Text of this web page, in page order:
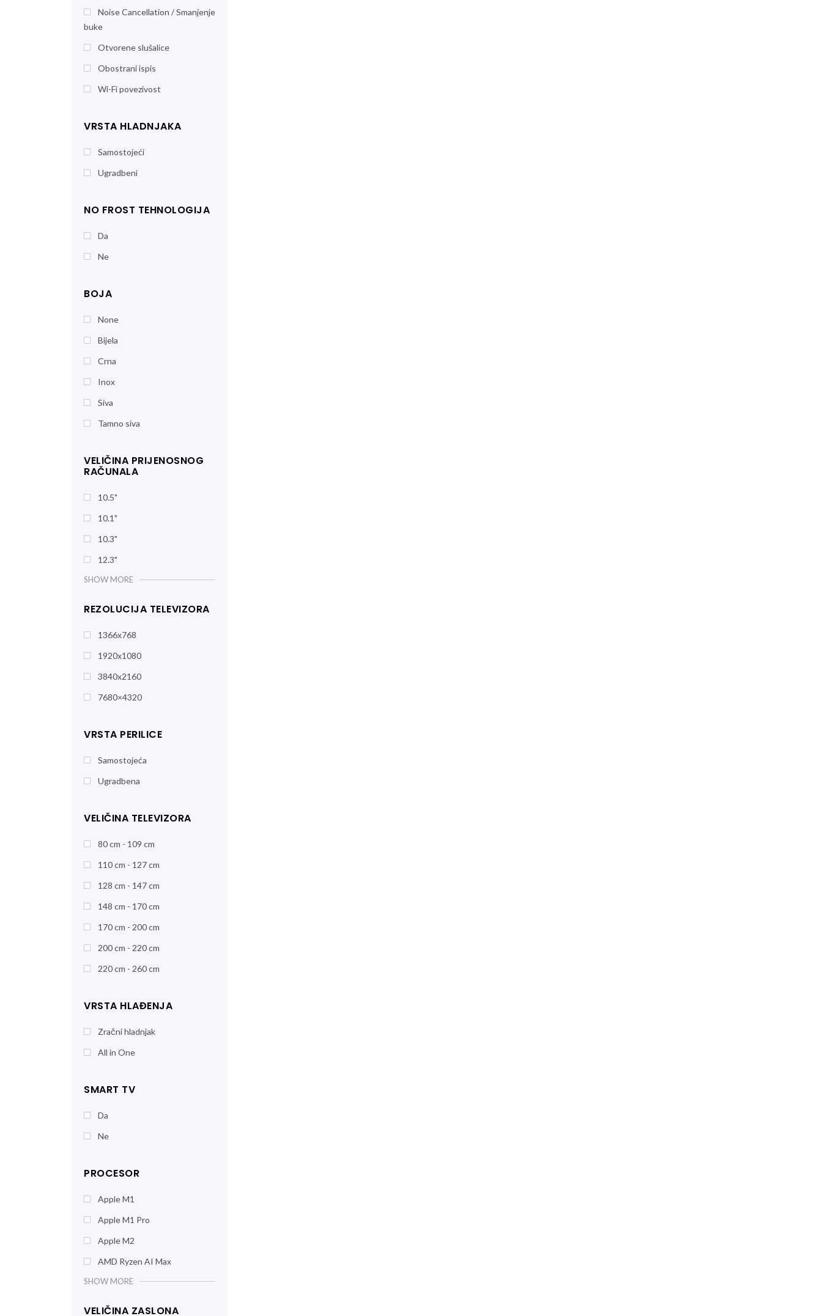
Noise Cancellation / Smanjenje
buke
Otvorene slušalice
Obostrani ispis
Wi-Fi povezivost
VRSTA HLADNJAKA
Samostojeći
Ugradbeni
NO FROST TEHNOLOGIJA
Da
Ne
BOJA
None
Bijela
Crna
Inox
Siva
Tamno siva
VELIČINA PRIJENOSNOG
RAČUNALA
10.5"
10.1"
10.3"
12.3"
SHOW MORE
REZOLUCIJA TELEVIZORA
1366x768
1920x1080
3840x2160
7680×4320
VRSTA PERILICE
Samostojeća
Ugradbena
VELIČINA TELEVIZORA
80 cm - 109 cm
110 cm - 127 cm
128 cm - 147 cm
148 cm - 170 cm
170 cm - 200 cm
200 cm - 220 cm
220 cm - 260 cm
VRSTA HLAĐENJA
Zračni hladnjak
All in One
SMART TV
Da
Ne
PROCESOR
Apple M1
Apple M1 Pro
Apple M2
AMD Ryzen AI Max
SHOW MORE
VELIČINA ZASLONA